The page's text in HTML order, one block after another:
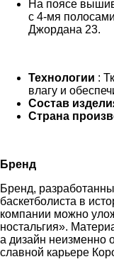
На поясе
с 4-мя
Джордана 23.
Технологии :
влагу и
Состав
Страна
Бренд
Бренд,
баскетболиста в
компании можно
ностальгия».
а дизайн неизменно
славной карьере